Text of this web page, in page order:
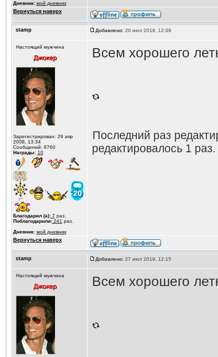
Дневник: мой дневник
Вернуться наверх
stamp Добавлено:20 июл 2019, 12:09
Настоящий мужчина
Зарегистрирован: 29 апр
2008, 13:34
Сообщений: 8760
Награды: 10
Благодарил (а):7 раз.
Поблагодарили:241 раз.
Дневник: мой дневник
Всем хорошего
Последний раз
редактировалось 1 раз.
Вернуться наверх
stamp Добавлено:27 июл 2019, 12:15
Настоящий мужчина Всем хорошего